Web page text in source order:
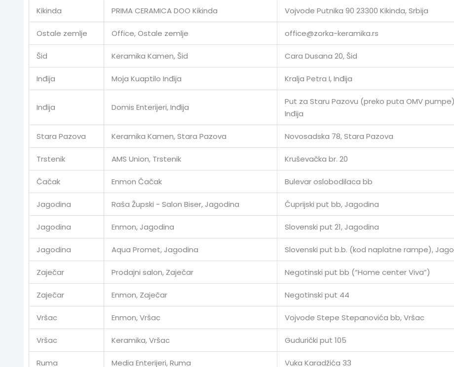
Kikinda PRIMA CERAMICA DOO Kikinda Vojvode Putnika 90 23300 Kikinda, Srbija
Ostale zemlje Office, Ostale zemlje office@zorka-keramika.rs
Šid Keramika Kamen, Šid Cara Dusana 20, Šid
Inđija Moja Kuaptilo Inđija Kralja Petra I, Inđija
Inđija Domis Enterijeri, Inđija
Put za Staru Pazovu (preko puta OMV
Inđija
Stara Pazova Keramika Kamen, Stara Pazova Novosadska 78, Stara Pazova
Trstenik AMS Union, Trstenik Kruševačka br. 20
Čačak Enmon Čačak Bulevar oslobodilaca bb
Jagodina Raša Župski - Salon Biser, Jagodina Ćuprijski put bb, Jagodina
Jagodina Enmon, Jagodina Slovenski put 21, Jagodina
Jagodina Aqua Promet, Jagodina Slovenski put b.b. (kod naplatne rampe),
Zaječar Prodajni salon, Zaječar Negotinski put bb (“Home center Viva”)
Zaječar Enmon, Zaječar Negotinski put 44
Vršac Enmon, Vršac Vojvode Stepe Stepanovića bb, Vršac
Vršac Keramika, Vršac Gudurički put 105
Ruma Media Enterijeri, Ruma Vuka Karadžića 33